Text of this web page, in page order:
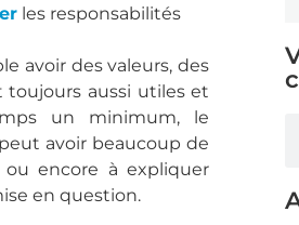
les responsabilités
avoir des valeurs, des
aussi utiles et
un minimum, le
avoir beaucoup de
encore à expliquer
en question.